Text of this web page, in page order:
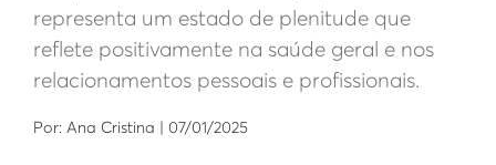
representa um estado de plenitude que
reflete positivamente na saúde geral e nos
relacionamentos pessoais e profissionais.
Por: Ana Cristina | 07/01/2025